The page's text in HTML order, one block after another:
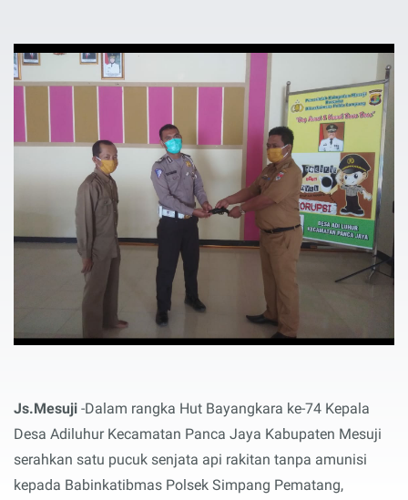
Js.Mesuji -Dalam rangka Hut Bayangkara ke-74 Kepala
Desa Adiluhur Kecamatan Panca Jaya Kabupaten Mesuji
serahkan satu pucuk senjata api rakitan tanpa amunisi
kepada Babinkatibmas Polsek Simpang Pematang,